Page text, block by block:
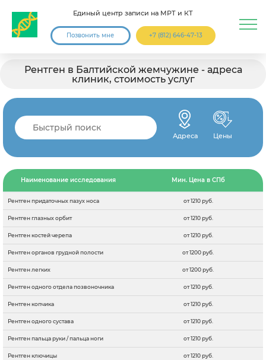
Единый центр записи на МРТ и КТ
Позвонить мне +7 (812) 646-47-13
Рентген в Балтийской жемчужине - адреса
клиник, стоимость услуг
Адреса Цены
Наименование исследования Мин. Цена в СПб
Рентген придаточных пазух носа от 1210 руб.
Рентген глазных орбит от 1210 руб.
Рентген костей черепа от 1210 руб.
Рентген органов грудной полости от 1200 руб.
Рентген легких от 1200 руб.
Рентген одного отдела позвоночника от 1210 руб.
Рентген копчика от 1210 руб.
Рентген одного сустава от 1210 руб.
Рентген пальца руки / пальца ноги от 1210 руб.
Рентген ключицы от 1210 руб.